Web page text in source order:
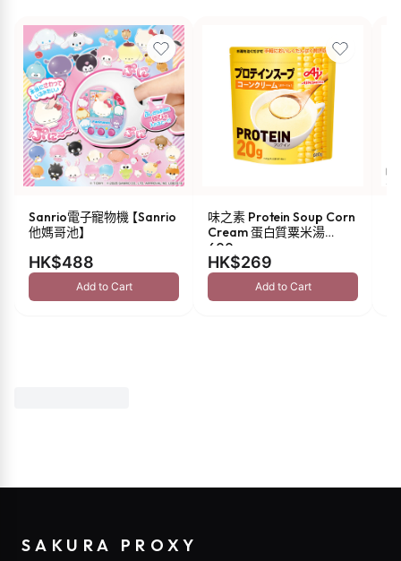
Sanrio電子寵物機 【Sanrio
他媽哥池】
HK$488
Add to Cart
味之素 Protein Soup Corn
Cream 蛋白質粟米湯
600g
HK$269
Add to Cart
SAKURA PROXY